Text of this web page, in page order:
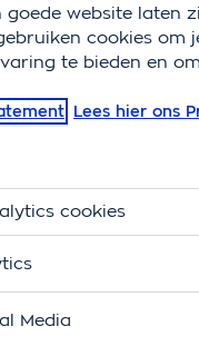
je
website laten
cookies om
te bieden en
Lees hier ons
cookies
Media